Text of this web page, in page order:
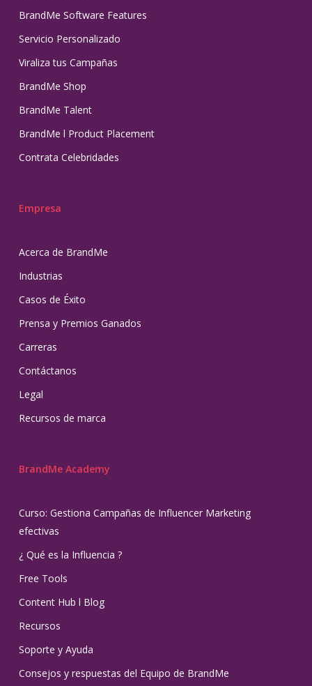
BrandMe Software Features
Servicio Personalizado
Viraliza tus Campañas
BrandMe Shop
BrandMe Talent
BrandMe l Product Placement
Contrata Celebridades
Empresa
Acerca de BrandMe
Industrias
Casos de Éxito
Prensa y Premios Ganados
Carreras
Contáctanos
Legal
Recursos de marca
BrandMe Academy
Curso: Gestiona Campañas de Influencer Marketing
efectivas
¿ Qué es la Influencia ?
Free Tools
Content Hub l Blog
Recursos
Soporte y Ayuda
Consejos y respuestas del Equipo de BrandMe